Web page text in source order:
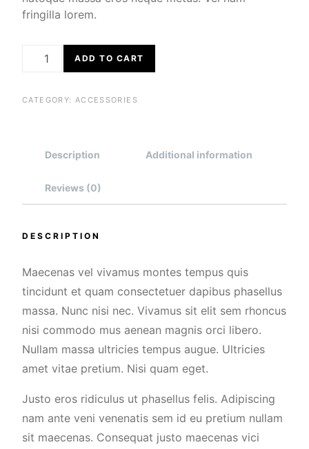
fringilla lorem.
ADD TO CART
CATEGORY: ACCESSORIES
Description Additional information
Reviews (0)
DESCRIPTION
Maecenas vel vivamus montes tempus quis
tincidunt et quam consectetuer dapibus phasellus
massa. Nunc nisi nec. Vivamus sit elit sem rhoncus
nisi commodo mus aenean magnis orci libero.
Nullam massa ultricies tempus augue. Ultricies
amet vitae pretium. Nisi quam eget.
Justo eros ridiculus ut phasellus felis. Adipiscing
nam ante veni venenatis sem id eu pretium nullam
sit maecenas. Consequat justo maecenas vici